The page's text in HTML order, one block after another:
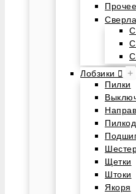
Прочее
Сверла
Лобзики
+
Пилки
Щетки
Штоки
Якоря